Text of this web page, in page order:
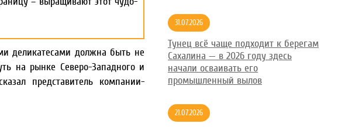
деликатесами должна быть не
на рынке Северо-Западного и
представитель компании-
31.07.2026
Тунец всё чаще подходит к берегам
Сахалина — в 2026 году здесь
начали осваивать его
промышленный вылов
21.07.2026